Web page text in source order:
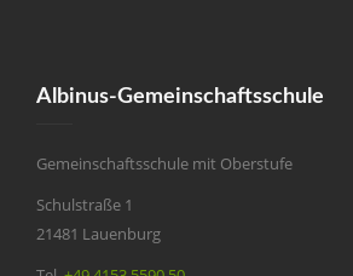
Albinus-Gemeinschaftsschule
Gemeinschaftsschule mit Oberstufe
Schulstraße 1
21481 Lauenburg